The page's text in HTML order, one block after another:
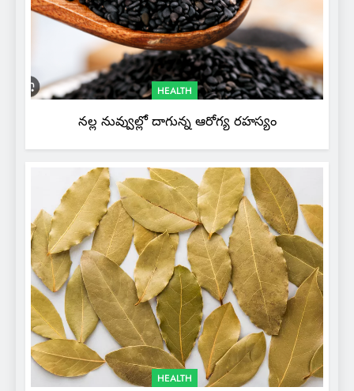
HEALTH
నల్ల నువ్వుల్లో దాగున్న ఆరోగ్య రహస్యం
HEALTH